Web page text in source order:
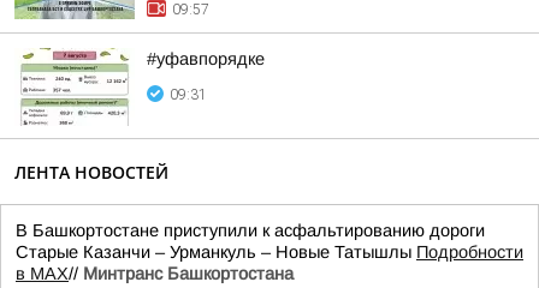
09:57
#уфавпорядке
09:31
ЛЕНТА НОВОСТЕЙ
В Башкортостане приступили к асфальтированию дороги
Старые Казанчи – Урманкуль – Новые Татышлы Подробности
в MAX// Минтранс Башкортостана